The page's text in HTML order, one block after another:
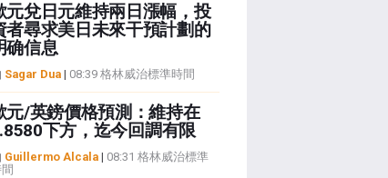
元兌日元維持兩日漲幅，投
者尋求美日未來干預計劃的
确信息
Sagar Dua| 08:39 格林威治標準時間
元/英鎊價格預測：維持在
下方，迄今回調有限
Guillermo Alcala| 08:31 格林威治標準